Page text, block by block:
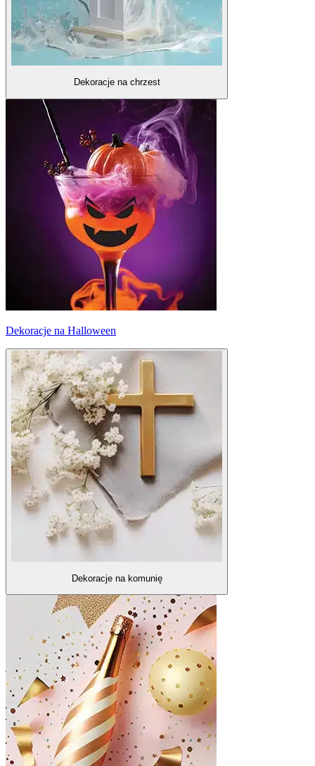
Dekoracje na chrzest
Dekoracje na Halloween
Dekoracje na komunię